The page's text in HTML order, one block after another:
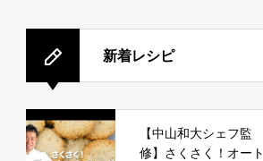
新着レシピ
【中山和大シェフ監
修】さくさく！オート